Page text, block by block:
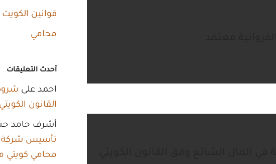
قوانين الكويت
محامي
أحدث التعليقات
احمد على
القانون الكويتي
أشرف حامد
تأسيس شركة
محامي كويتي